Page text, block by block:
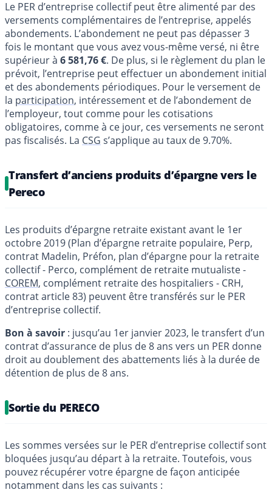
Le PER d’entreprise collectif peut être alimenté par des
versements complémentaires de l’entreprise, appelés
abondements. L’abondement ne peut pas dépasser 3
fois le montant que vous avez vous-même versé, ni être
supérieur à 6 581,76 €. De plus, si le règlement du plan le
prévoit, l’entreprise peut effectuer un abondement initial
et des abondements périodiques. Pour le versement de
la participation, intéressement et de l’abondement de
l’employeur, tout comme pour les cotisations
obligatoires, comme à ce jour, ces versements ne seront
pas fiscalisés. La CSG s’applique au taux de 9.70%.
Transfert d’anciens produits d’épargne vers le
Pereco
Les produits d’épargne retraite existant avant le 1er
octobre 2019 (Plan d’épargne retraite populaire, Perp,
contrat Madelin, Préfon, plan d’épargne pour la retraite
collectif - Perco, complément de retraite mutualiste -
COREM, complément retraite des hospitaliers - CRH,
contrat article 83) peuvent être transférés sur le PER
d’entreprise collectif.
Bon à savoir : jusqu’au 1er janvier 2023, le transfert d’un
contrat d’assurance de plus de 8 ans vers un PER donne
droit au doublement des abattements liés à la durée de
détention de plus de 8 ans.
Sortie du PERECO
Les sommes versées sur le PER d’entreprise collectif sont
bloquées jusqu’au départ à la retraite. Toutefois, vous
pouvez récupérer votre épargne de façon anticipée
notamment dans les cas suivants :